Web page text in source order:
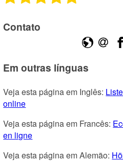
Contato
Em outras línguas
Veja esta página em Inglês:
online
Veja esta página em Francês:
en ligne
Veja esta página em Alemão: